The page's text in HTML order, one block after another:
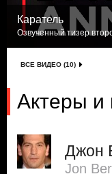
Каратель
Озвученный тизер
ВСЕ ВИДЕО (10)
Актеры и
Джон
Jon